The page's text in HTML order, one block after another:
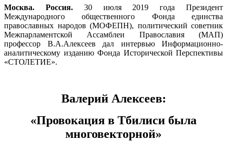
Москва. Россия. 30 июля 2019 года Президент
Международного общественного Фонда единства
православных народов (МОФЕПН), политический советник
Межпарламентской Ассамблеи Православия (МАП)
профессор В.А.Алексеев дал интервью Информационно-
аналитическому изданию Фонда Исторической Перспективы
«СТОЛЕТИЕ».
Валерий Алексеев:
«Провокация в Тбилиси была
многовекторной»